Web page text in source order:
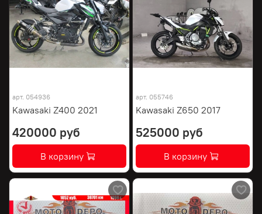
арт. 054936
Kawasaki Z400 2021
420000 руб
В корзину
арт. 055746
Kawasaki Z650 2017
525000 руб
В корзину